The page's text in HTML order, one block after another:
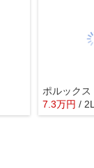
ポルックス
7.3万円 /